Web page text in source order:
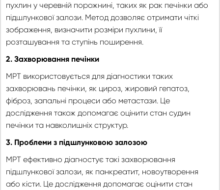
пухлин у черевній порожнині, таких як рак печінки або
підшлункової залози. Метод дозволяє отримати чіткі
зображення, визначити розміри пухлини, її
розташування та ступінь поширення.
2. Захворювання печінки
МРТ використовується для діагностики таких
захворювань печінки, як цироз, жировий гепатоз,
фіброз, запальні процеси або метастази. Це
дослідження також допомагає оцінити стан судин
печінки та навколишніх структур.
3. Проблеми з підшлунковою залозою
МРТ ефективно діагностує такі захворювання
підшлункової залози, як панкреатит, новоутворення
або кісти. Це дослідження допомагає оцінити стан